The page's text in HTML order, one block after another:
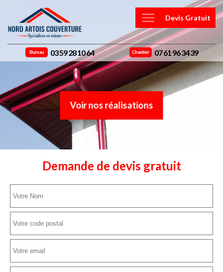
Devis Gratuit
Bureau 03 59 28 10 64 Chantier 07 61 96 34 39
Voir nos réalisations
Demande de devis gratuit